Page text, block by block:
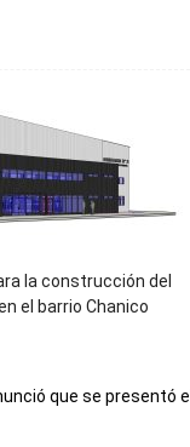
Digital
la construcción del
el barrio Chanico
que se presentó el